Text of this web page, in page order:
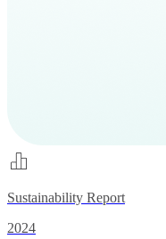
Sustainability Report
2024